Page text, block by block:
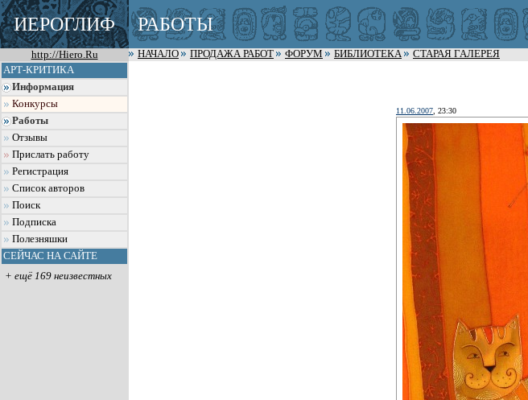
ИЕРОГЛИФ РАБОТЫ
http://Hiero.Ru НАЧАЛО ПРОДАЖА РАБОТ ФОРУМ БИБЛИОТЕКА
СТАРАЯ ГАЛЕРЕЯ
АРТ-КРИТИКА
Информация
Конкурсы
Работы
Отзывы
Прислать работу
Регистрация
Список авторов
Поиск
Подписка
Полезняшки
СЕЙЧАС НА САЙТЕ
+ ещё 169 неизвестных
11.06.2007 , 23:30